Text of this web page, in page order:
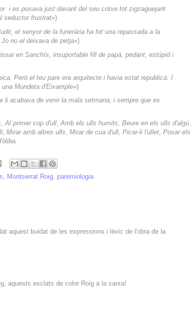
i es posava just davant del seu cotxe tot zigzaguejant
seductor frustrat»)
el senyor de la funerària ha fet una repassada a la
no el deixava de petja»)
en Sanchís, insuportable fill de papà, pedant, estúpid i
Però el teu pare era arquitecte i havia estat republicà. I
Mundeta d'Eixample»)
li acabava de venir la mala setmana, i sempre que es
,Al primer cop d'ull,Amb els ulls humits, Beure en els ulls d'algú,
, Mirar amb altres ulls, Mirar de cua d'ull, Picar-li l'ullet, Posar els
, Montserrat Roig, paremiologia
aquest buidat de les expressions i lèxic de l'obra de la
aquests esclats de color Roig a la xarxa!